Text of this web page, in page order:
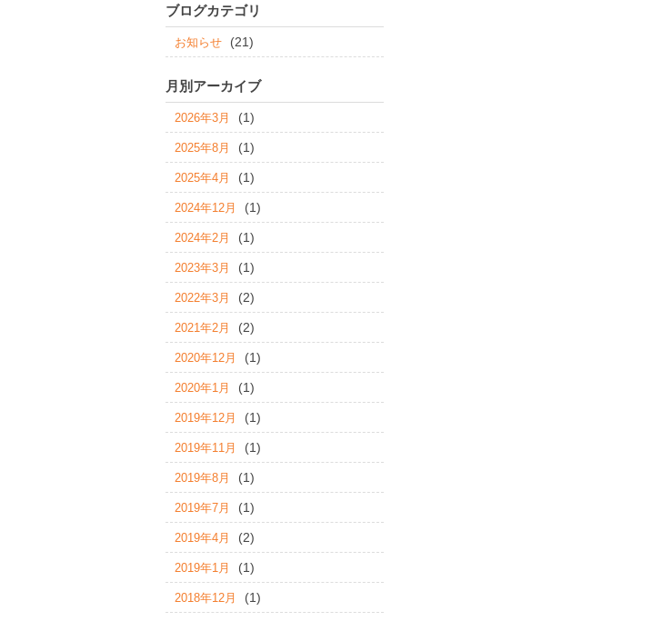
ブログカテゴリ
お知らせ (21)
月別アーカイブ
2026年3月 (1)
2025年8月 (1)
2025年4月 (1)
2024年12月 (1)
2024年2月 (1)
2023年3月 (1)
2022年3月 (2)
2021年2月 (2)
2020年12月 (1)
2020年1月 (1)
2019年12月 (1)
2019年11月 (1)
2019年8月 (1)
2019年7月 (1)
2019年4月 (2)
2019年1月 (1)
2018年12月 (1)